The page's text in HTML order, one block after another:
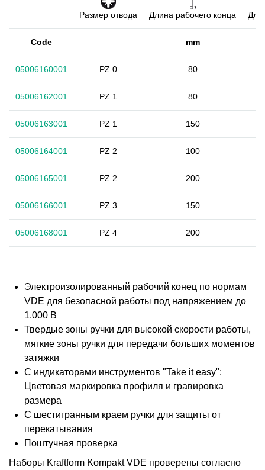
Размер отвода Длина рабочего конца
Code mm
05006160001 PZ 0 80
05006162001 PZ 1 80
05006163001 PZ 1 150
05006164001 PZ 2 100
05006165001 PZ 2 200
05006166001 PZ 3 150
05006168001 PZ 4 200
Электроизолированный рабочий конец по нормам
VDE для безопасной работы под напряжением до
1.000 В
Твердые зоны ручки для высокой скорости работы,
мягкие зоны ручки для передачи больших моментов
затяжки
С индикаторами инструментов "Take it easy":
Цветовая маркировка профиля и гравировка
размера
С шестигранным краем ручки для защиты от
перекатывания
Поштучная проверка
Наборы Kraftform Kompakt VDE проверены согласно